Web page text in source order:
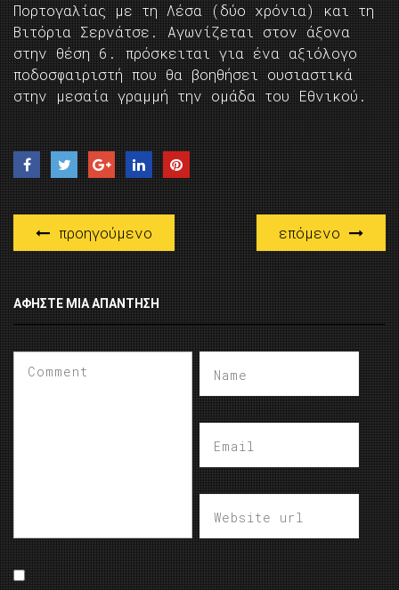
Πορτογαλίας με τη Λέσα (δύο χρόνια) και τη
Βιτόρια Σερνάτσε. Αγωνίζεται στον άξονα
στην θέση 6. πρόσκειται για ένα αξιόλογο
ποδοσφαιριστή που θα βοηθήσει ουσιαστικά
στην μεσαία γραμμή την ομάδα του Εθνικού.
προηγούμενο επόμενο
ΑΦΉΣΤΕ ΜΙΑ ΑΠΆΝΤΗΣΗ